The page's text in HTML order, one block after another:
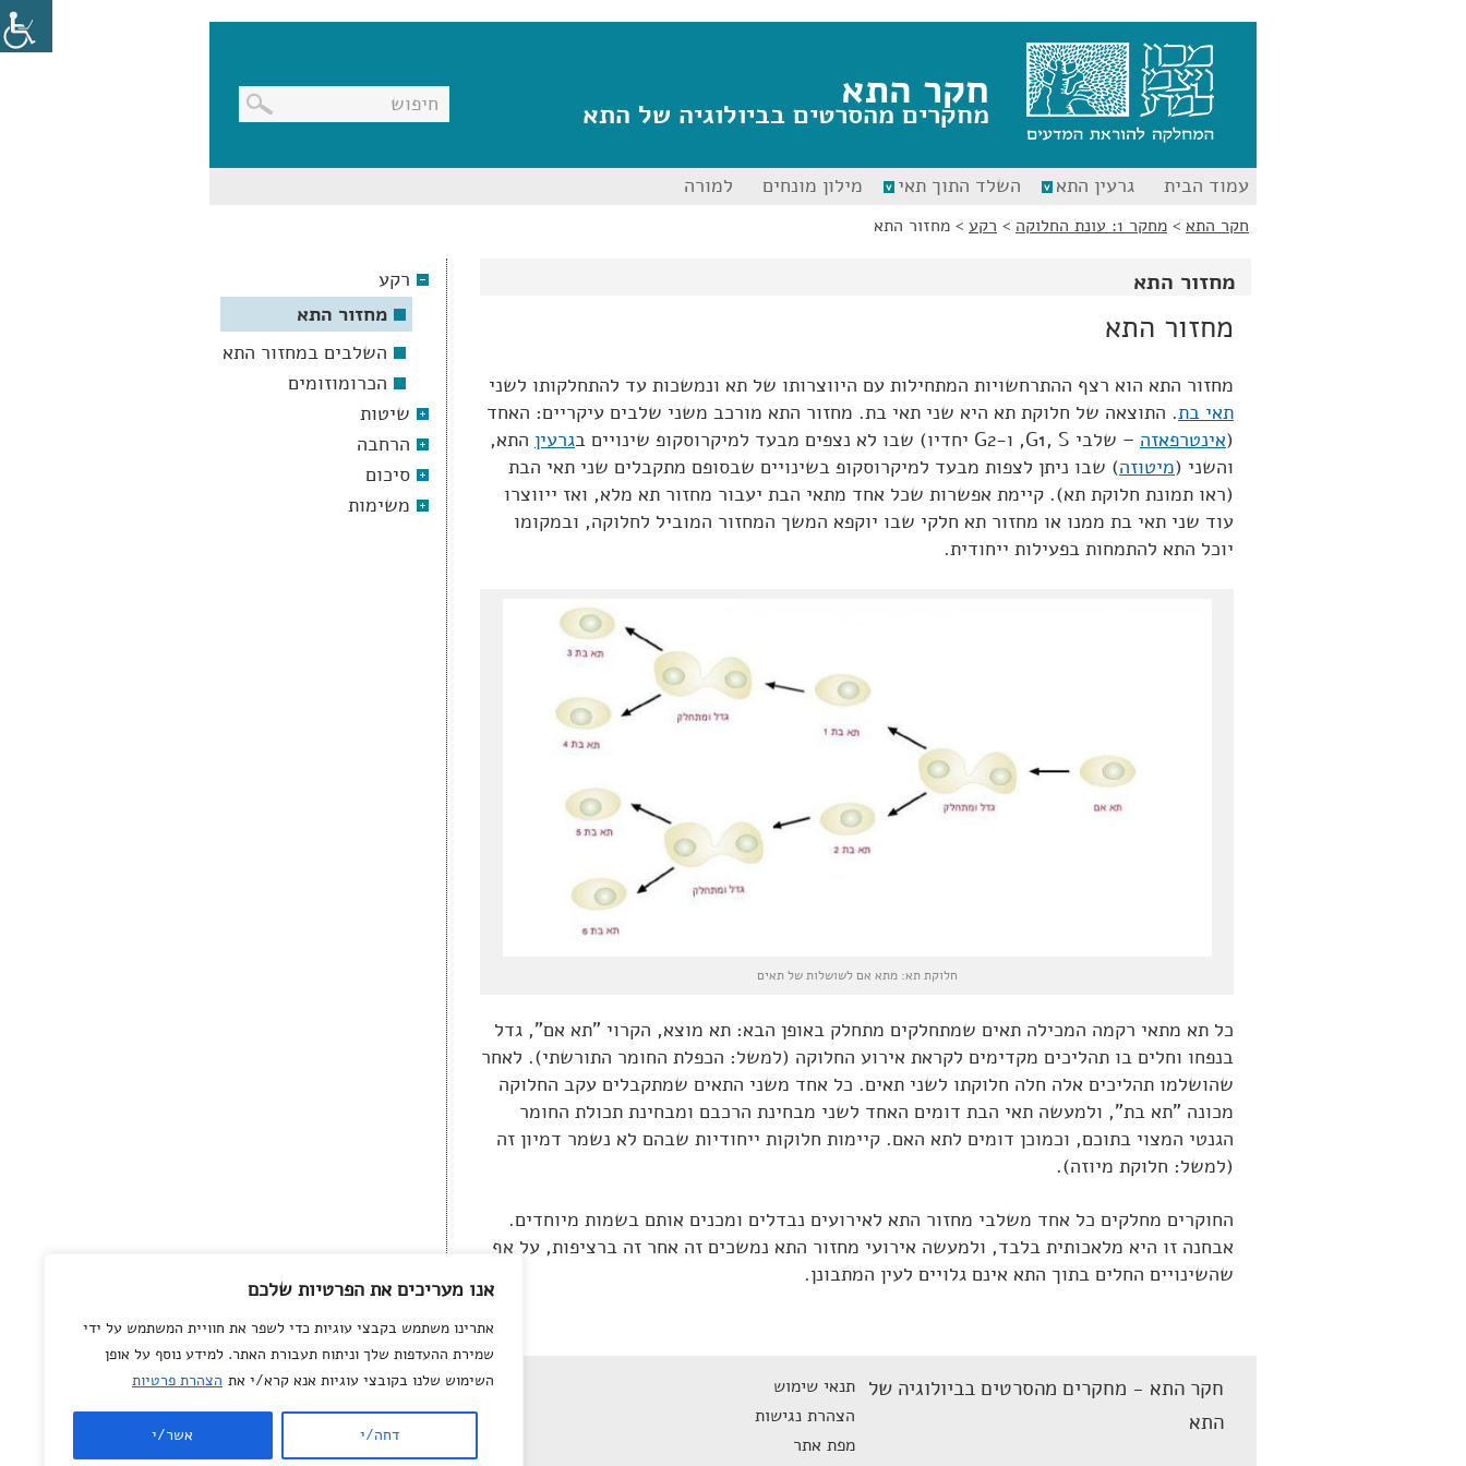
אנו מעריכים את הפרטיות שלכם
אתרינו משתמש בקבצי עוגיות כדי לשפר את חוויית המשתמש על ידי
שמירת ההעדפות שלך וניתוח תעבורת האתר. למידע נוסף על אופן
השימוש שלנו בקובצי עוגיות אנא קרא/י את הצהרת פרטיות
דחה/י אשר/י
חקר התא
מחקרים מהסרטים בביולוגיה של התא
עמוד הבית גרעין התא השלד התוך תאי מילון מונחים למורה
חקר התא > מחקר 1: עונת החלוקה > רקע > מחזור התא
מחזור התא
מחזור התא
מחזור התא הוא רצף ההתרחשויות המתחילות עם היווצרותו של תא ונמשכות עד להתחלקותו לשני
תאי בת. התוצאה של חלוקת תא היא שני תאי בת. מחזור התא מורכב משני שלבים עיקריים: האחד
(אינטרפאזה – שלבי G1, S, ו-G2 יחדיו) שבו לא נצפים מבעד למיקרוסקופ שינויים ב גרעין התא,
והשני (מיטוזה) שבו ניתן לצפות מבעד למיקרוסקופ בשינויים שבסופם מתקבלים שני תאי הבת
(ראו תמונת חלוקת תא). קיימת אפשרות שכל אחד מתאי הבת יעבור מחזור תא מלא, ואז ייווצרו
עוד שני תאי בת ממנו או מחזור תא חלקי שבו יוקפא המשך המחזור המוביל לחלוקה, ובמקומו
יוכל התא להתמחות בפעילות ייחודית.
חלוקת תא: מתא אם לשושלות של תאים
כל תא מתאי רקמה המכילה תאים שמתחלקים מתחלק באופן הבא: תא מוצא, הקרוי "תא אם", גדל
בנפחו וחלים בו תהליכים מקדימים לקראת אירוע החלוקה (למשל: הכפלת החומר התורשתי). לאחר
שהושלמו תהליכים אלה חלה חלוקתו לשני תאים. כל אחד משני התאים שמתקבלים עקב החלוקה
מכונה "תא בת", ולמעשה תאי הבת דומים האחד לשני מבחינת הרכבם ומבחינת תכולת החומר
הגנטי המצוי בתוכם, וכמוכן דומים לתא האם. קיימות חלוקות ייחודיות שבהם לא נשמר דמיון זה
(למשל: חלוקת מיוזה).
החוקרים מחלקים כל אחד משלבי מחזור התא לאירועים נבדלים ומכנים אותם בשמות מיוחדים.
אבחנה זו היא מלאכותית בלבד, ולמעשה אירועי מחזור התא נמשכים זה אחר זה ברציפות, על אף
שהשינויים החלים בתוך התא אינם גלויים לעין המתבונן.
רקע
מחזור התא
השלבים במחזור התא
הכרומוזומים
שיטות
הרחבה
סיכום
משימות
חקר התא - מחקרים מהסרטים בביולוגיה של
התא
תנאי שימוש
הצהרת נגישות
מפת אתר
© All rights reserved
toDepartment of
Science Teaching
Weizmann Institute of